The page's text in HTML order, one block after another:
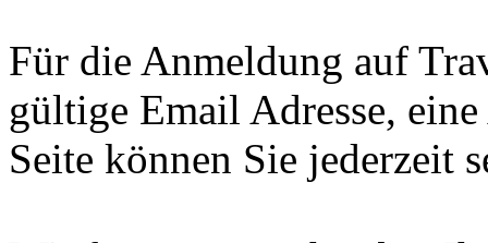
Für die Anmeldung auf
gültige Email Adresse,
Seite können Sie jederzeit